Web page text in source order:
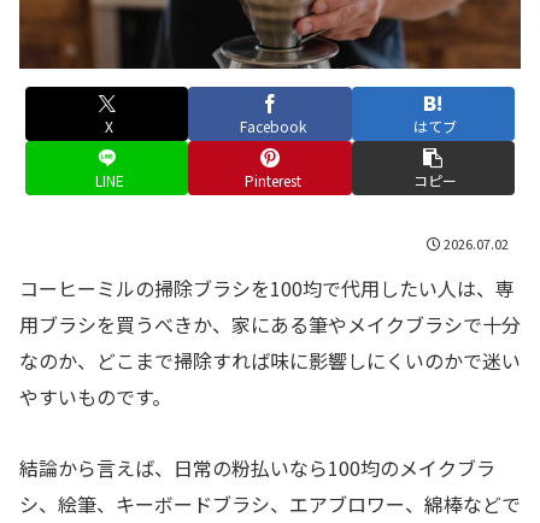
X Facebook はてブ
LINE Pinterest コピー
2026.07.02
コーヒーミルの掃除ブラシを100均で代用したい人は、専
用ブラシを買うべきか、家にある筆やメイクブラシで十分
なのか、どこまで掃除すれば味に影響しにくいのかで迷い
やすいものです。
結論から言えば、日常の粉払いなら100均のメイクブラ
シ、絵筆、キーボードブラシ、エアブロワー、綿棒などで